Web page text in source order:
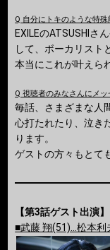
Q 自分にトキのような特
EXILEのATSUSHIさ
して、ボーカリスト
本当にこれが叶えら
Q 視聴者のみなさんにメッ
毎話、さまざまな人
心打たれたり、泣き
ります。
ゲストの方々もとて
【第3話ゲスト出演】
■武藤 翔(51)…松本利